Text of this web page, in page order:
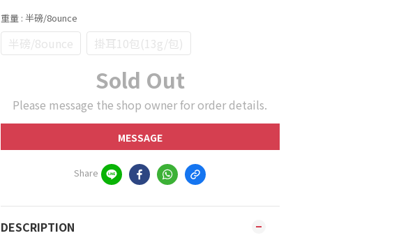
重量 : 半磅/8ounce
半磅/8ounce 掛耳10包(13g/包)
Sold Out
Please message the shop owner for order details.
MESSAGE
Share
DESCRIPTION